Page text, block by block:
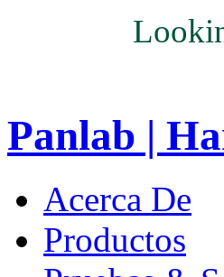
Panlab |
Acerca De
Productos